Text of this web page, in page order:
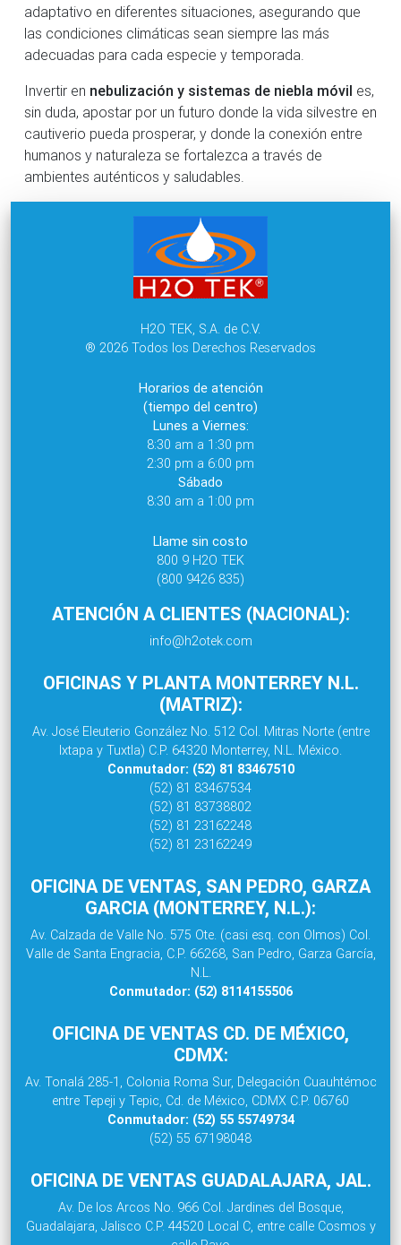
adaptativo en diferentes situaciones, asegurando que
las condiciones climáticas sean siempre las más
adecuadas para cada especie y temporada.
Invertir en nebulización y sistemas de niebla móvil es,
sin duda, apostar por un futuro donde la vida silvestre en
cautiverio pueda prosperar, y donde la conexión entre
humanos y naturaleza se fortalezca a través de
ambientes auténticos y saludables.
H2O TEK, S.A. de C.V.
® 2026 Todos los Derechos Reservados
Horarios de atención
(tiempo del centro)
Lunes a Viernes:
8:30 am a 1:30 pm
2:30 pm a 6:00 pm
Sábado
8:30 am a 1:00 pm
Llame sin costo
800 9 H2O TEK
(800 9426 835)
ATENCIÓN A CLIENTES (NACIONAL):
info@h2otek.com
OFICINAS Y PLANTA MONTERREY N.L.
(MATRIZ):
Av. José Eleuterio González No. 512 Col. Mitras Norte (entre
Ixtapa y Tuxtla) C.P. 64320 Monterrey, N.L. México.
Conmutador: (52) 81 83467510
(52) 81 83467534
(52) 81 83738802
(52) 81 23162248
(52) 81 23162249
OFICINA DE VENTAS, SAN PEDRO, GARZA
GARCIA (MONTERREY, N.L.):
Av. Calzada de Valle No. 575 Ote. (casi esq. con Olmos) Col.
Valle de Santa Engracia, C.P. 66268, San Pedro, Garza García,
N.L.
Conmutador: (52) 8114155506
OFICINA DE VENTAS CD. DE MÉXICO,
CDMX:
Av. Tonalá 285-1, Colonia Roma Sur, Delegación Cuauhtémoc
entre Tepeji y Tepic, Cd. de México, CDMX C.P. 06760
Conmutador: (52) 55 55749734
(52) 55 67198048
OFICINA DE VENTAS GUADALAJARA, JAL.
Av. De los Arcos No. 966 Col. Jardines del Bosque,
Guadalajara, Jalisco C.P. 44520 Local C, entre calle Cosmos y